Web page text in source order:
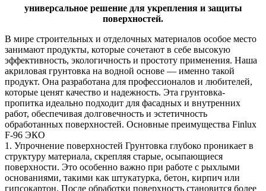
универсальное решение для укрепления и защиты
поверхностей.
В мире строительных и отделочных материалов особое место
занимают продукты, которые сочетают в себе высокую
эффективность, экологичность и простоту применения. Наша
акриловая грунтовка на водной основе — именно такой
продукт. Она разработана для профессионалов и любителей,
которые ценят качество и надежность. Эта грунтовка-
пропитка идеально подходит для фасадных и внутренних
работ, обеспечивая долговечность и эстетичность
обработанных поверхностей. Основные преимущества Finlux
F-96 ЭКО
1. Упрочнение поверхностей Грунтовка глубоко проникает в
структуру материала, скрепляя старые, осыпающиеся
поверхности. Это особенно важно при работе с рыхлыми
основаниями, такими как штукатурка, бетон, кирпич или
гипсокартон. После обработки поверхность становится более